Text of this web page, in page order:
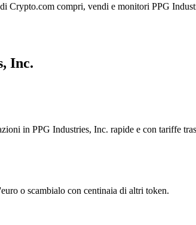
Crypto.com compri, vendi e monitori PPG
Inc.
in PPG Industries, Inc. rapide e con tariffe
o scambialo con centinaia di altri token.